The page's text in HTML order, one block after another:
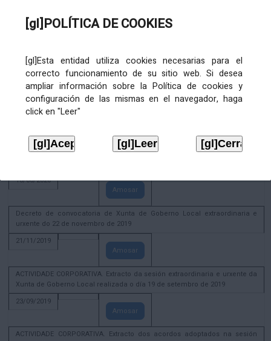
[gl]POLÍTICA DE COOKIES
[gl]Esta entidad utiliza cookies necesarias para el
correcto funcionamiento de su sitio web. Si desea
ampliar información sobre la Política de cookies y
configuración de las mismas en el navegador, haga
click en "Leer"
Amosar
28/12/2020
Amosar
ACTIVIDADE CORPORATIVA. Extracto do Pleno ordinario de data 2.7.2020
ACTIVIDADE CORPORATIVA. Extracto da Xunta de Goberno Local de 17 de
18/06/2020
Amosar
Decreto de convocatoria de Xunta de Goberno Local extraordinaria e
urxente do 22 de novembro de 2019
21/11/2019
Amosar
ACTIVIDADE CORPORATIVA. Extracto da sesión extraordinaria e urxente da
Xunta de Goberno Local realizada o día 19 de setembro de 2019
23/09/2019
Amosar
ACTIVIDADE CORPORATIVA. Extracto dos acordos adoptados na sesión